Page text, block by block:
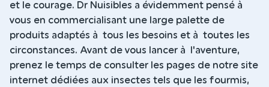
et le courage. Dr Nuisibles a évidemment pensé à
vous en commercialisant une large palette de
produits adaptés à tous les besoins et à toutes les
circonstances. Avant de vous lancer à l'aventure,
prenez le temps de consulter les pages de notre site
internet dédiées aux insectes tels que les fourmis,